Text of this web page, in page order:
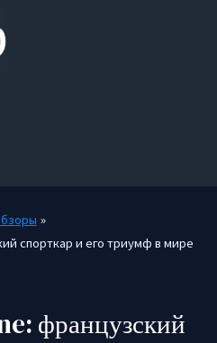
спорткар и его триумф в мире
французский